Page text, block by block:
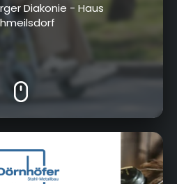
Diakonie - Haus
Kulmbach